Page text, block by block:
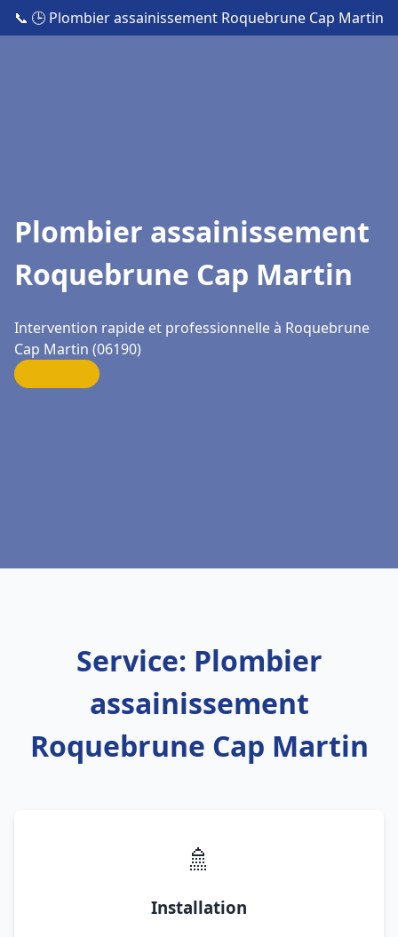
📞 🕒 Plombier assainissement Roquebrune Cap Martin
Plombier assainissement
Roquebrune Cap Martin
Intervention rapide et professionnelle à Roquebrune
Cap Martin (06190)
Service: Plombier
assainissement
Roquebrune Cap Martin
🚿
Installation